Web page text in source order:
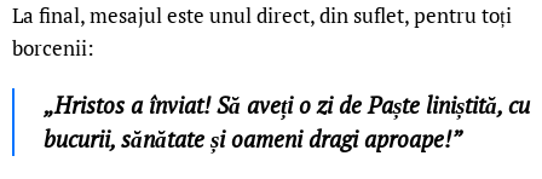
La final, mesajul este unul direct, din suflet, pentru toți
borcenii:
„Hristos a înviat! Să aveți o zi de Paște liniștită, cu
bucurii, sănătate și oameni dragi aproape!”